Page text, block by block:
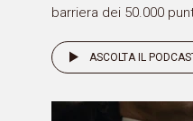
barriera dei 50.000
ASCOLTA IL